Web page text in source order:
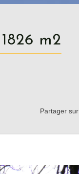
m2
Partager sur